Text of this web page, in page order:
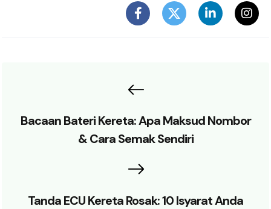
Bacaan Bateri Kereta: Apa Maksud Nombor
& Cara Semak Sendiri
Tanda ECU Kereta Rosak: 10 Isyarat Anda